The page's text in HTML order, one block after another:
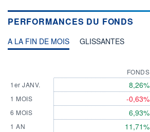
PERFORMANCES DU FONDS
A LA FIN DE MOIS GLISSANTES
1er JANV.
1 MOIS
6 MOIS
1 AN
FONDS
8,26%
-0,63%
6,93%
11,71%